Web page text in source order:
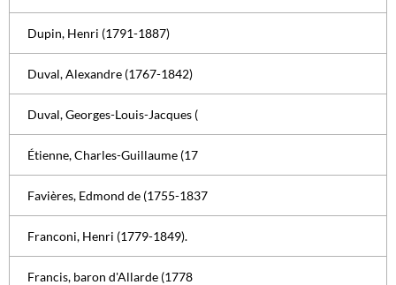
Dupin, Henri (1791-1887)
Duval, Alexandre (1767-1842)
Duval, Georges-Louis-Jacques (
Étienne, Charles-Guillaume (17
Favières, Edmond de (1755-1837
Franconi, Henri (1779-1849).
Francis, baron d'Allarde (1778